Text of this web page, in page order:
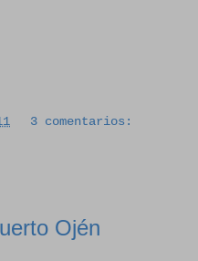
3 comentarios:
Ojén